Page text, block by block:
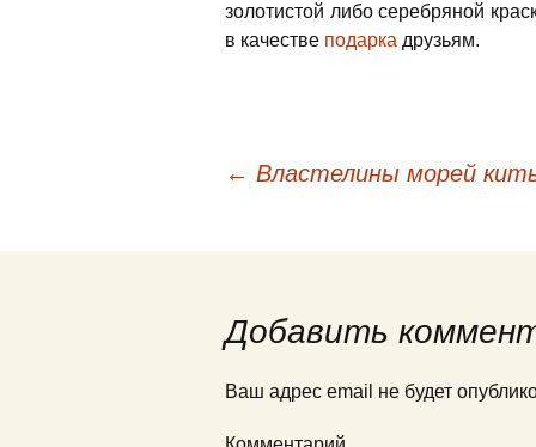
золотистой либо серебряной
в качестве подарка друзьям.
Навигация по
← Властелины морей
Добавить
Ваш адрес email не будет